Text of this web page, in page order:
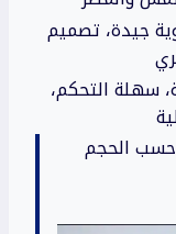
جيدة، تصميم
سهلة التحكم،
حسب الحجم